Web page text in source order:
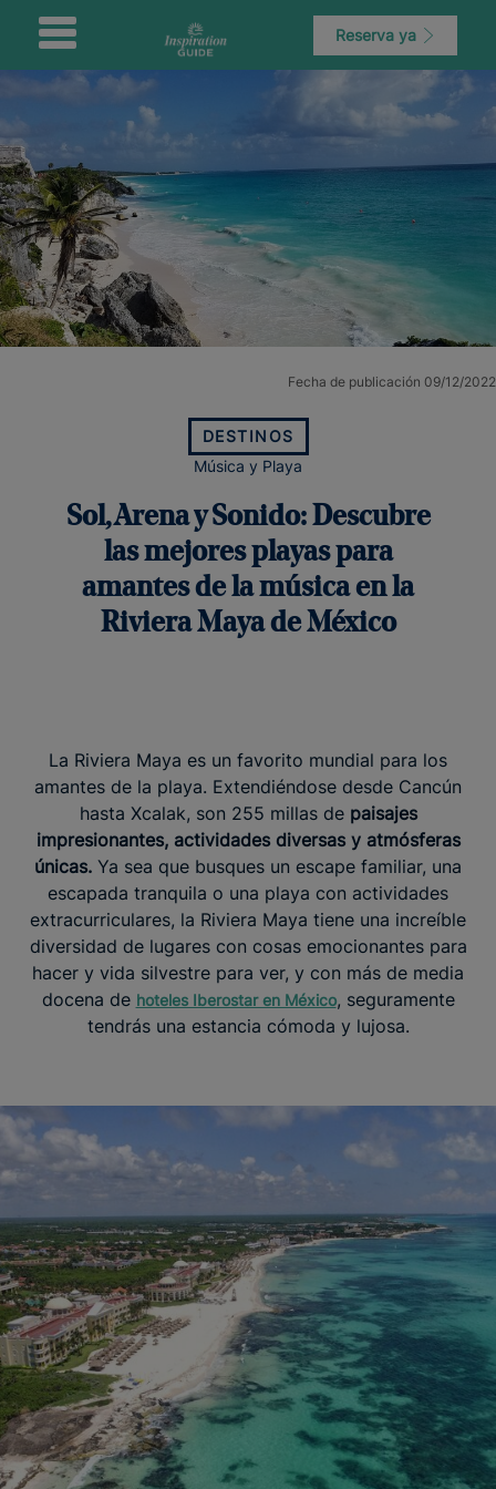
Reserva ya
Fecha de publicación 09/12/2022
DESTINOS
Música y Playa
Sol, Arena y Sonido: Descubre
las mejores playas para
amantes de la música en la
Riviera Maya de México
La Riviera Maya es un favorito mundial para los
amantes de la playa. Extendiéndose desde Cancún
hasta Xcalak, son 255 millas de paisajes
impresionantes, actividades diversas y atmósferas
únicas. Ya sea que busques un escape familiar, una
escapada tranquila o una playa con actividades
extracurriculares, la Riviera Maya tiene una increíble
diversidad de lugares con cosas emocionantes para
hacer y vida silvestre para ver, y con más de media
docena de hoteles Iberostar en México, seguramente
tendrás una estancia cómoda y lujosa.